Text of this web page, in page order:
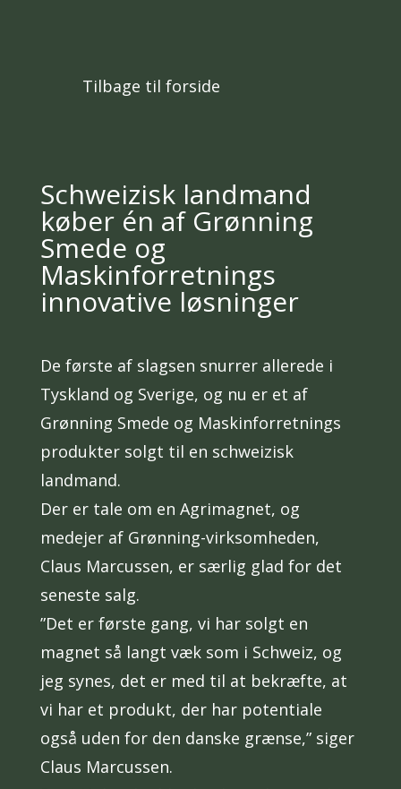
Tilbage til forside
Schweizisk landmand
køber én af Grønning
Smede og
Maskinforretnings
innovative løsninger
De første af slagsen snurrer allerede i
Tyskland og Sverige, og nu er et af
Grønning Smede og Maskinforretnings
produkter solgt til en schweizisk
landmand.
Der er tale om en Agrimagnet, og
medejer af Grønning-virksomheden,
Claus Marcussen, er særlig glad for det
seneste salg.
”Det er første gang, vi har solgt en
magnet så langt væk som i Schweiz, og
jeg synes, det er med til at bekræfte, at
vi har et produkt, der har potentiale
også uden for den danske grænse,” siger
Claus Marcussen.